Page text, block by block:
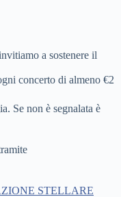
a sostenere il
concerto di almeno €2
Se non è segnalata è
STELLARE